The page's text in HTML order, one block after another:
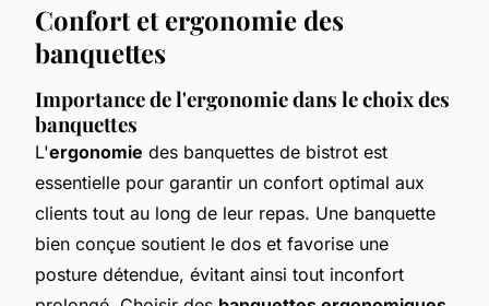
Confort et ergonomie des
banquettes
Importance de l'ergonomie dans le choix des
banquettes
L'ergonomie des banquettes de bistrot est
essentielle pour garantir un confort optimal aux
clients tout au long de leur repas. Une banquette
bien conçue soutient le dos et favorise une
posture détendue, évitant ainsi tout inconfort